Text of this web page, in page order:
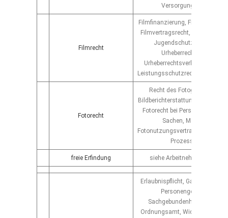
Versorgungsausgleich
Filmrecht
Filmfinanzierung,
Filmvertragsrecht,
Jugendschutz,
Urheberrechts-Clearing;
Leistungsschutzrechte;
Fotorecht
Recht des Fotografen, Recht
Bildberichterstattung,
Fotorecht bei Personen,
Sachen, Modelvertrag,
Fotonutzungsvertrag,
Prozessführung
freie Erfindung siehe
Erlaubnispflicht,
Personengebundenheit,
Sachgebundenheit,
Ordnungsamt, Widerruf der